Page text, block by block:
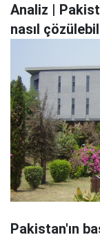
Analiz |
nasıl
Pakistan'ın